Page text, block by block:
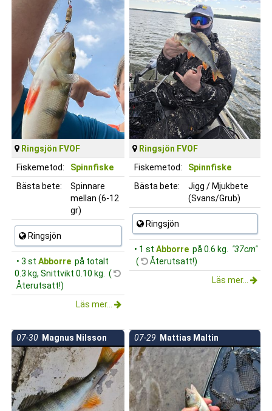
Ringsjön FVOF
Fiskemetod:
Spinnfiske
Bästa bete:
Spinnare
mellan (6-12
gr)
Ringsjön
• 3 st Abborre på totalt
0.3 kg, Snittvikt 0.10 kg. (
Återutsatt!)
Läs mer...
Ringsjön FVOF
Fiskemetod:
Spinnfiske
Bästa bete:
Jigg / Mjukbete
(Svans/Grub)
Ringsjön
• 1 st Abborre på 0.6 kg.
"37cm"
(
Återutsatt!)
Läs mer...
07-30 Magnus Nilsson 07-29 Mattias Maltin